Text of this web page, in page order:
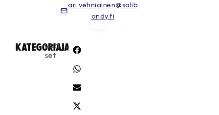
ari.vehniainen@salib
andy.fi
KATEGORIA:
Uuti
set
JAA: